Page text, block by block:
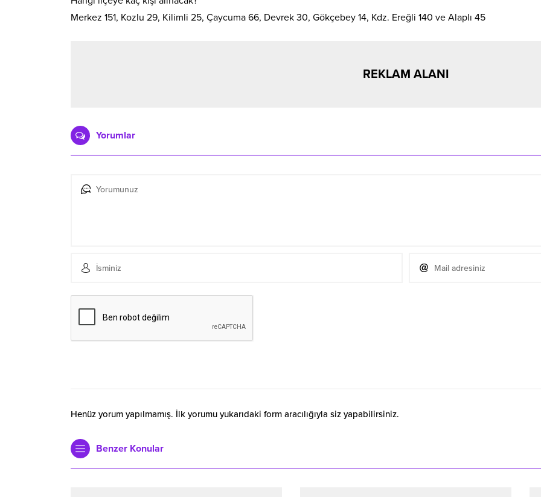
Merkez 151, Kozlu 29, Kilimli 25, Çaycuma 66, Devrek 30, Gökçebey 14, Kdz. Ereğli 140 ve Alaplı 45
REKLAM ALANI
Yorumlar
Henüz yorum yapılmamış. İlk yorumu yukarıdaki form aracılığıyla siz yapabilirsiniz.
Benzer Konular